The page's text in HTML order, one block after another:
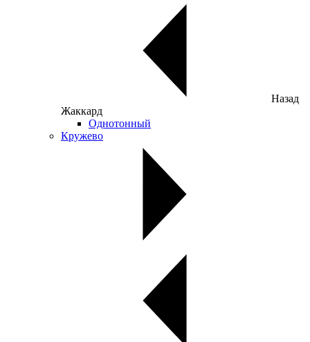
Назад
Жаккард
Однотонный
Кружево